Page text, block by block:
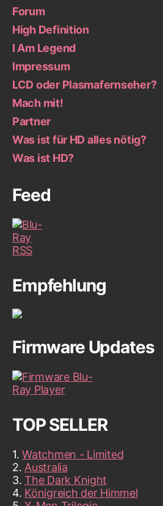
Forum
High Definition
I Am Legend
Impressum
LCD oder Plasmafernseher?
Mach mit!
Partner
Was ist für HD alles nötig?
Was ist HD?
Feed
Empfehlung
Firmware Updates
TOP SELLER
1.Watchmen - Limited
2. Australia
3.The Dark Knight
4. Königreich der Himmel